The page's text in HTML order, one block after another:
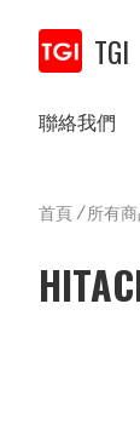
TGI
聯絡我們
首頁/所有